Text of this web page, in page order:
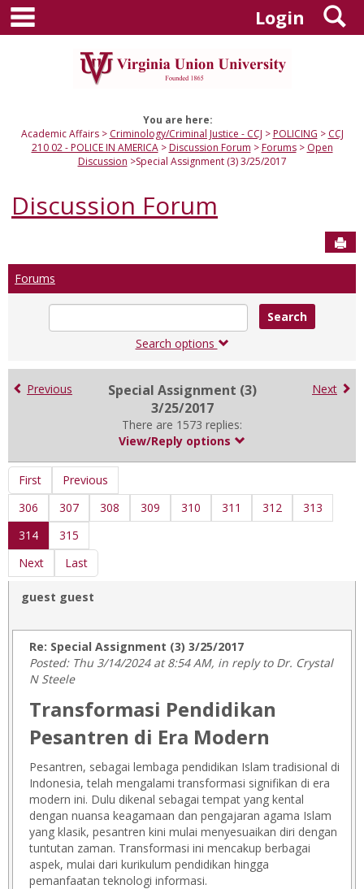
Skip
content
Login
You are here:
Academic Affairs
Criminology/Criminal Justice - CCJ POLICING
CCJ
210 02 - POLICE IN AMERICA
Discussion Forum Forums
Open
Discussion
Special Assignment (3) 3/25/2017
Discussion Forum
Forums
Enter
to
for
in
Search options
Previous
Special Assignment (3)
3/25/2017
There are 1573 replies:
View/Reply options
Next
First
Previous
306
307 308 309 310 311 312
313
314
315
Next
Last
guest guest
Re: Special Assignment (3) 3/25/2017
Posted: Thu 3/14/2024 at 8:54 AM, in reply to Dr. Crystal
N Steele
Transformasi Pendidikan
Pesantren di Era Modern
Pesantren, sebagai lembaga pendidikan Islam tradisional di
Indonesia, telah mengalami transformasi signifikan di era
modern ini. Dulu dikenal sebagai tempat yang kental
dengan nuansa keagamaan dan pengajaran agama Islam
yang klasik, pesantren kini mulai menyesuaikan diri dengan
tuntutan zaman. Transformasi ini mencakup berbagai
aspek, mulai dari kurikulum pendidikan hingga
pemanfaatan teknologi informasi.